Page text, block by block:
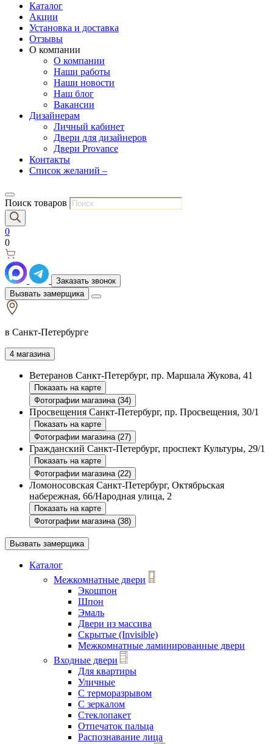
Каталог
Акции
Установка и доставка
Отзывы
О компании
О компании
Наши работы
Наши новости
Наш блог
Вакансии
Дизайнерам
Личный кабинет
Двери для дизайнеров
Двери Provance
Контакты
Список желаний –
Поиск товаров
0
0
Заказать звонок
Вызвать замерщика
в Санкт-Петербурге
4 магазина
Ветеранов Санкт-Петербург, пр. Маршала Жукова, 41
Показать на карте
Фотографии магазина (34)
Просвещения Санкт-Петербург, пр. Просвещения, 30/1
Показать на карте
Фотографии магазина (27)
Гражданский Санкт-Петербург, проспект Культуры, 29/1
Показать на карте
Фотографии магазина (22)
Ломоносовская Санкт-Петербург, Октябрьская
набережная, 66/Народная улица, 2
Показать на карте
Фотографии магазина (38)
Вызвать замерщика
Каталог
Межкомнатные двери
Экошпон
Шпон
Эмаль
Двери из массива
Скрытые (Invisible)
Межкомнатные ламинированные двери
Входные двери
Для квартиры
Уличные
С терморазрывом
С зеркалом
Стеклопакет
Отпечаток пальца
Распознавание лица